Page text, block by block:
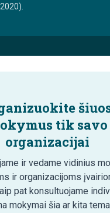
tik savo
organizacijai
ir vedame vidinius
ir organizacijoms
pat konsultuojame
mokymai šia ar kita